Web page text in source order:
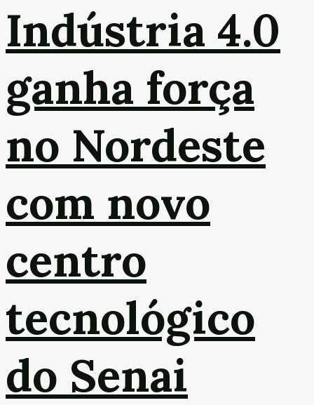
Indústria 4.0
ganha força
no Nordeste
com novo
centro
tecnológico
do Senai